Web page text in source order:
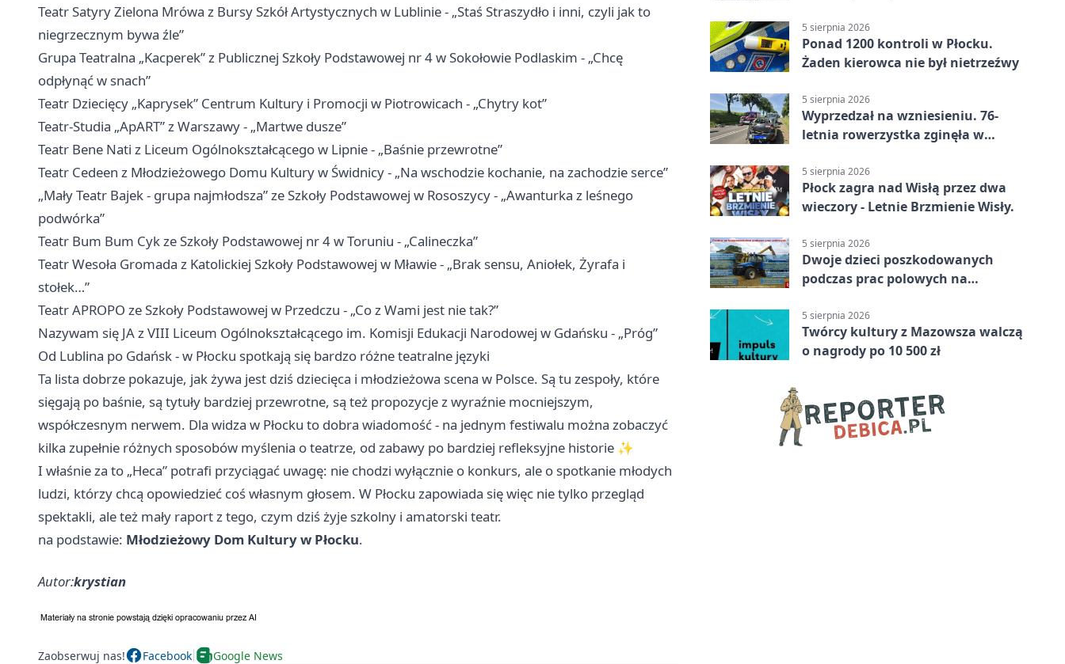
Teatr Satyry Zielona Mrówa z Bursy Szkół Artystycznych w Lublinie - „Staś Straszydło i inni, czyli jak to
niegrzecznym bywa źle”
Grupa Teatralna „Kacperek” z Publicznej Szkoły Podstawowej nr 4 w Sokołowie Podlaskim - „Chcę
odpłynąć w snach”
Teatr Dziecięcy „Kaprysek” Centrum Kultury i Promocji w Piotrowicach - „Chytry kot”
Teatr-Studia „ApART” z Warszawy - „Martwe dusze”
Teatr Bene Nati z Liceum Ogólnokształcącego w Lipnie - „Baśnie przewrotne”
Teatr Cedeen z Młodzieżowego Domu Kultury w Świdnicy - „Na wschodzie kochanie, na zachodzie serce”
„Mały Teatr Bajek - grupa najmłodsza” ze Szkoły Podstawowej w Rososzycy - „Awanturka z leśnego
podwórka”
Teatr Bum Bum Cyk ze Szkoły Podstawowej nr 4 w Toruniu - „Calineczka”
Teatr Wesoła Gromada z Katolickiej Szkoły Podstawowej w Mławie - „Brak sensu, Aniołek, Żyrafa i
stołek…”
Teatr APROPO ze Szkoły Podstawowej w Przedczu - „Co z Wami jest nie tak?”
Nazywam się JA z VIII Liceum Ogólnokształcącego im. Komisji Edukacji Narodowej w Gdańsku - „Próg”
Od Lublina po Gdańsk - w Płocku spotkają się bardzo różne teatralne języki
Ta lista dobrze pokazuje, jak żywa jest dziś dziecięca i młodzieżowa scena w Polsce. Są tu zespoły, które
sięgają po baśnie, są tytuły bardziej przewrotne, są też propozycje z wyraźnie mocniejszym,
współczesnym nerwem. Dla widza w Płocku to dobra wiadomość - na jednym festiwalu można zobaczyć
kilka zupełnie różnych sposobów myślenia o teatrze, od zabawy po bardziej refleksyjne historie ✨
I właśnie za to „Heca” potrafi przyciągać uwagę: nie chodzi wyłącznie o konkurs, ale o spotkanie młodych
ludzi, którzy chcą opowiedzieć coś własnym głosem. W Płocku zapowiada się więc nie tylko przegląd
spektakli, ale też mały raport z tego, czym dziś żyje szkolny i amatorski teatr.
na podstawie: Młodzieżowy Dom Kultury w Płocku.
Autor:krystian
Zaobserwuj nas! Facebook Google News
5 sierpnia 2026
Ponad 1200 kontroli w Płocku.
Żaden kierowca nie był nietrzeźwy
5 sierpnia 2026
Wyprzedzał na wzniesieniu. 76-
letnia rowerzystka zginęła w
5 sierpnia 2026
Płock zagra nad Wisłą przez dwa
wieczory - Letnie Brzmienie Wisły.
5 sierpnia 2026
Dwoje dzieci poszkodowanych
podczas prac polowych na
5 sierpnia 2026
Twórcy kultury z Mazowsza walczą
o nagrody po 10 500 zł